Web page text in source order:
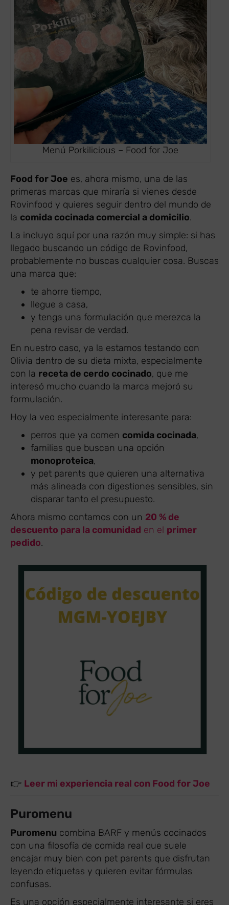
Menú Porkilicious – Food for Joe
Food for Joe es, ahora mismo, una de las
primeras marcas que miraría si vienes desde
Rovinfood y quieres seguir dentro del mundo de
la comida cocinada comercial a domicilio.
La incluyo aquí por una razón muy simple: si has
llegado buscando un código de Rovinfood,
probablemente no buscas cualquier cosa. Buscas
una marca que:
te ahorre tiempo,
llegue a casa,
y tenga una formulación que merezca la
pena revisar de verdad.
En nuestro caso, ya la estamos testando con
Olivia dentro de su dieta mixta, especialmente
con la receta de cerdo cocinado, que me
interesó mucho cuando la marca mejoró su
formulación.
Hoy la veo especialmente interesante para:
perros que ya comen comida cocinada,
familias que buscan una opción
monoproteica,
y pet parents que quieren una alternativa
más alineada con digestiones sensibles, sin
disparar tanto el presupuesto.
Ahora mismo contamos con un 20 % de
descuento para la comunidad en el primer
pedido.
👉 Leer mi experiencia real con Food for Joe
Puromenu
Puromenu combina BARF y menús cocinados
con una filosofía de comida real que suele
encajar muy bien con pet parents que disfrutan
leyendo etiquetas y quieren evitar fórmulas
confusas.
Es una opción especialmente interesante si eres